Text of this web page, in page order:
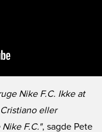
Nike F.C. Ikke at
eller
F.C.", sagde Pete